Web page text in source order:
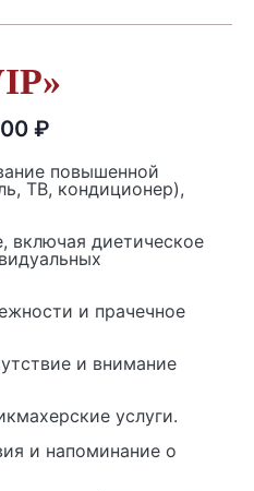
₽
повышенной
ТВ, кондиционер),
включая диетическое
и прачечное
и внимание
услуги.
и напоминание о